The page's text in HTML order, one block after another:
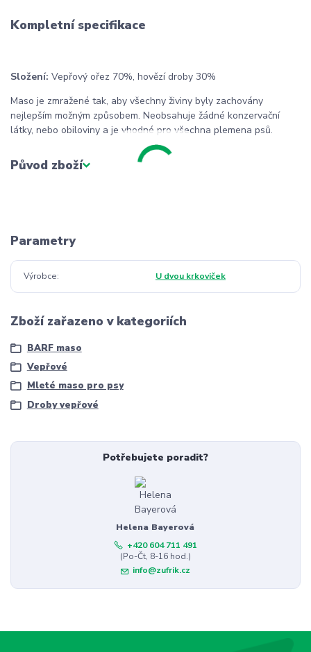
Kompletní specifikace
Složení: Vepřový ořez 70%, hovězí droby 30%
Maso je zmražené tak, aby všechny živiny byly zachovány
nejlepším možným způsobem. Neobsahuje žádné konzervační
látky, nebo obiloviny a je vhodné pro všechna plemena psů.
Původ zboží
Parametry
Výrobce U dvou krkoviček
Zboží zařazeno v kategoriích
BARF maso
Vepřové
Mleté maso pro psy
Droby vepřové
Potřebujete poradit?
Helena Bayerová
+420 604 711 491
(Po-Čt, 8-16 hod.)
info@zufrik.cz